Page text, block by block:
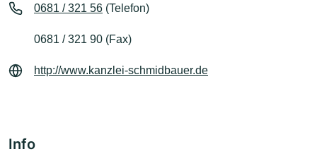
0681 / 321 56 (Telefon)
0681 / 321 90 (Fax)
http://www.kanzlei-schmidbauer.de
Info